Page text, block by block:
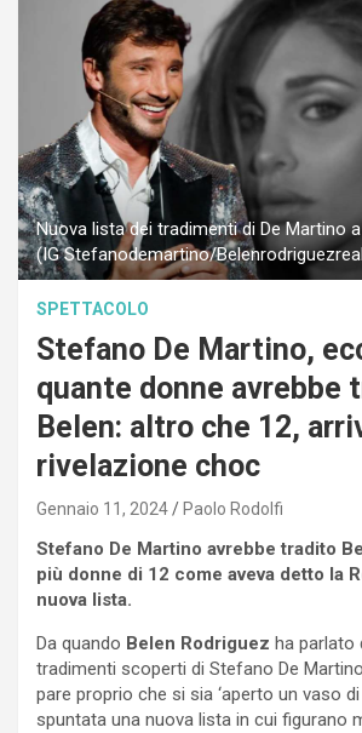
Nuova lista dei tradimenti di De Martino
(IG Stefanodemartino/
SPETTACOLO
Stefano De Martino,
quante donne avrebbe
Belen: altro che 12,
rivelazione choc
Gennaio 11, 2024 Paolo Rodolfi
Stefano De Martino avrebbe tradito
più donne di 12 come aveva detto la
nuova lista.
Da quando Belen Rodriguez ha parlato
tradimenti scoperti di Stefano De
pare proprio che si sia ‘aperto un vaso di
spuntata una nuova lista in cui figurano